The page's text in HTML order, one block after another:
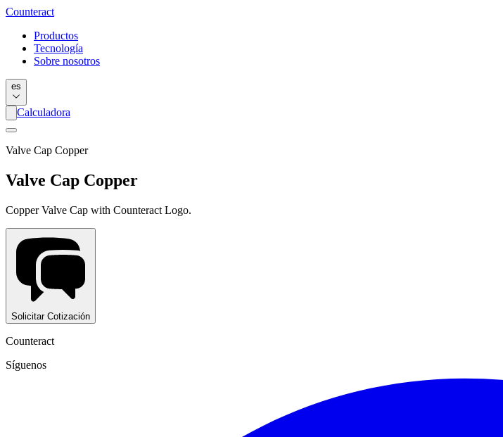
Counteract
Productos
Tecnología
Sobre nosotros
es
Calculadora
Valve Cap Copper
Valve Cap Copper
Copper Valve Cap with Counteract Logo.
Solicitar Cotización
Counteract
Síguenos